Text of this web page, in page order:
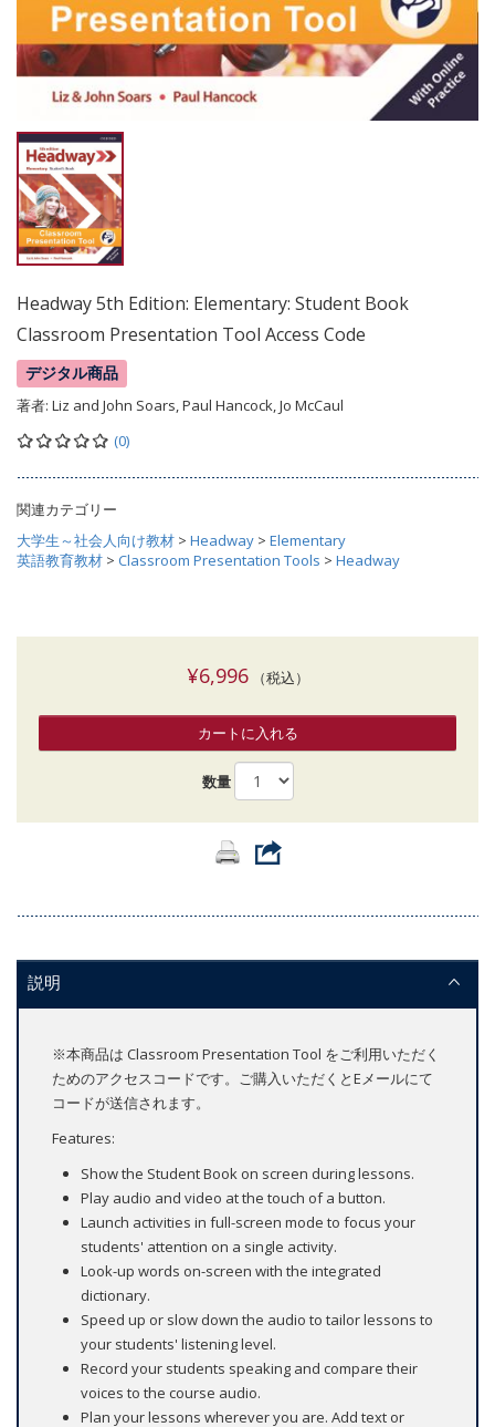
Headway 5th Edition: Elementary: Student Book
Classroom Presentation Tool Access Code
デジタル商品
著者: Liz and John Soars, Paul Hancock, Jo McCaul
(0)
関連カテゴリー
大学生～社会人向け教材 > Headway > Elementary
英語教育教材 > Classroom Presentation Tools > Headway
¥6,996（税込）
カートに入れる
数量
説明
※本商品は Classroom Presentation Tool をご利用いただく
ためのアクセスコードです。ご購入いただくとEメールにて
コードが送信されます。
Features:
Show the Student Book on screen during lessons.
Play audio and video at the touch of a button.
Launch activities in full-screen mode to focus your
students' attention on a single activity.
Look-up words on-screen with the integrated
dictionary.
Speed up or slow down the audio to tailor lessons to
your students' listening level.
Record your students speaking and compare their
voices to the course audio.
Plan your lessons wherever you are. Add text or